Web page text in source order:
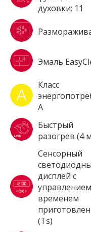
духовки: 11
Эмаль
Класс
A
Быстрый
разогрев (4
Сенсорный
дисплей с
управлением
временем
(Ts)